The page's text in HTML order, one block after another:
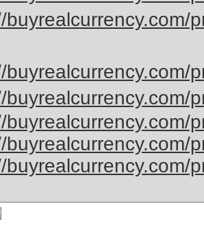
buyrealcurrency.com/
buyrealcurrency.com/
buyrealcurrency.com/
buyrealcurrency.com/
buyrealcurrency.com/
buyrealcurrency.com/